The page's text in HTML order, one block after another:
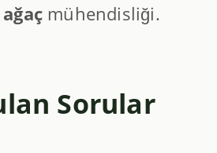
mühendisliği.
Sorular